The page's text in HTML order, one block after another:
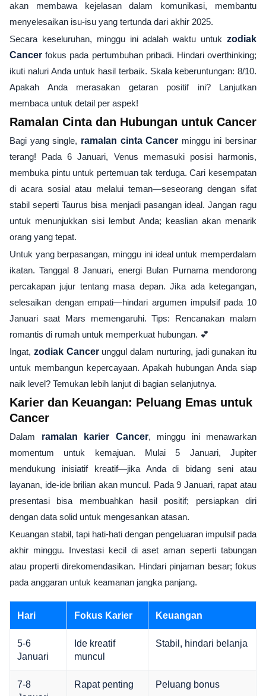
akan membawa kejelasan dalam komunikasi, membantu
menyelesaikan isu-isu yang tertunda dari akhir 2025.
Secara keseluruhan, minggu ini adalah waktu untuk zodiak
Cancer fokus pada pertumbuhan pribadi. Hindari overthinking;
ikuti naluri Anda untuk hasil terbaik. Skala keberuntungan: 8/10.
Apakah Anda merasakan getaran positif ini? Lanjutkan
membaca untuk detail per aspek!
Ramalan Cinta dan Hubungan untuk Cancer
Bagi yang single, ramalan cinta Cancer minggu ini bersinar
terang! Pada 6 Januari, Venus memasuki posisi harmonis,
membuka pintu untuk pertemuan tak terduga. Cari kesempatan
di acara sosial atau melalui teman—seseorang dengan sifat
stabil seperti Taurus bisa menjadi pasangan ideal. Jangan ragu
untuk menunjukkan sisi lembut Anda; keaslian akan menarik
orang yang tepat.
Untuk yang berpasangan, minggu ini ideal untuk memperdalam
ikatan. Tanggal 8 Januari, energi Bulan Purnama mendorong
percakapan jujur tentang masa depan. Jika ada ketegangan,
selesaikan dengan empati—hindari argumen impulsif pada 10
Januari saat Mars memengaruhi. Tips: Rencanakan malam
romantis di rumah untuk memperkuat hubungan. 💕
Ingat, zodiak Cancerunggul dalam nurturing, jadi gunakan itu
untuk membangun kepercayaan. Apakah hubungan Anda siap
naik level? Temukan lebih lanjut di bagian selanjutnya.
Karier dan Keuangan: Peluang Emas untuk
Cancer
Dalam ramalan karier Cancer, minggu ini menawarkan
momentum untuk kemajuan. Mulai 5 Januari, Jupiter
mendukung inisiatif kreatif—jika Anda di bidang seni atau
layanan, ide-ide brilian akan muncul. Pada 9 Januari, rapat atau
presentasi bisa membuahkan hasil positif; persiapkan diri
dengan data solid untuk mengesankan atasan.
Keuangan stabil, tapi hati-hati dengan pengeluaran impulsif pada
akhir minggu. Investasi kecil di aset aman seperti tabungan
atau properti direkomendasikan. Hindari pinjaman besar; fokus
pada anggaran untuk keamanan jangka panjang.
Hari Fokus Karier Keuangan
5-6
Januari
Ide kreatif
muncul
Stabil, hindari belanja
7-8
Rapat penting Peluang bonus